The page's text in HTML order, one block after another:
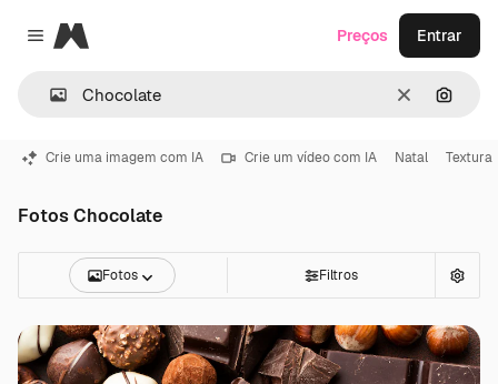
Close menu
Magnific
Limpar
Preços Entrar
Crie uma imagem com IA Crie um vídeo com IA Natal Textura
Fotos Chocolate
Fotos Filtros